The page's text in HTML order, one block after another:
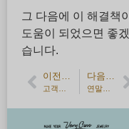
그 다음에 이 해결책이
도움이 되었으면 좋겠
습니다.
이전 기사 다음 기사